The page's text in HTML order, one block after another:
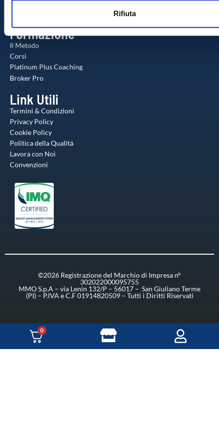
web, pubblicità e social media, i quali potrebbero combinarle
altre informazioni che ha fornito loro o che hanno raccolto
utilizzo dei loro servizi.
Rifiuta
Check-up Gratuito
Formazione
Il Metodo
Corsi
Platinum Plus Coaching
Broker Pro
Link Utili
Termini & Condizioni
Privacy Policy
Cookie Policy
Politica della Qualitá
Lavora con Noi
Convenzioni
©2026 Registrazione del Marchio di Impresa n°
302022000095755
MMO S.p.A – via Lenin 132/P – 56017 – San Giuliano Terme
(PI) – P.IVA e C.F 01914820509 – Tutti i Diritti Riservati
0